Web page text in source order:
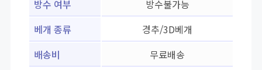
방수 여부
방수불가능
베개 종류
경추/3D베개
배송비
무료배송